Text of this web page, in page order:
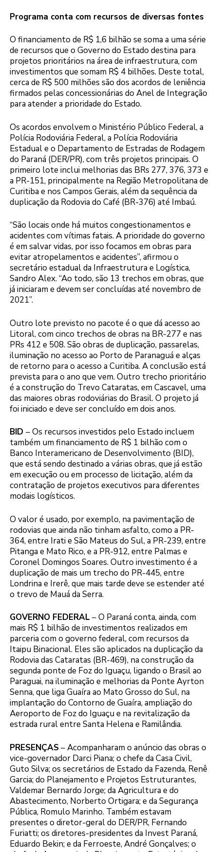
Programa conta com recursos de diversas fontes
O financiamento de R$ 1,6 bilhão se soma a uma série
de recursos que o Governo do Estado destina para
projetos prioritários na área de infraestrutura, com
investimentos que somam R$ 4 bilhões. Deste total,
cerca de R$ 500 milhões são dos acordos de leniência
firmados pelas concessionárias do Anel de Integração
para atender a prioridade do Estado.
Os acordos envolvem o Ministério Público Federal, a
Polícia Rodoviária Federal, a Polícia Rodoviária
Estadual e o Departamento de Estradas de Rodagem
do Paraná (DER/PR), com três projetos principais. O
primeiro lote inclui melhorias das BRs 277, 376, 373 e
a PR-151, principalmente na Região Metropolitana de
Curitiba e nos Campos Gerais, além da sequência da
duplicação da Rodovia do Café (BR-376) até Imbaú.
“São locais onde há muitos congestionamentos e
acidentes com vítimas fatais. A prioridade do governo
é em salvar vidas, por isso focamos em obras para
evitar atropelamentos e acidentes”, afirmou o
secretário estadual da Infraestrutura e Logística,
Sandro Alex. “Ao todo, são 13 trechos em obras, que
já iniciaram e devem ser concluídas até novembro de
2021”.
Outro lote previsto no pacote é o que dá acesso ao
Litoral, com cinco trechos de obras na BR-277 e nas
PRs 412 e 508. São obras de duplicação, passarelas,
iluminação no acesso ao Porto de Paranaguá e alças
de retorno para o acesso a Curitiba. A conclusão está
prevista para o ano que vem. Outro trecho prioritário
é a construção do Trevo Cataratas, em Cascavel, uma
das maiores obras rodoviárias do Brasil. O projeto já
foi iniciado e deve ser concluído em dois anos.
BID – Os recursos investidos pelo Estado incluem
também um financiamento de R$ 1 bilhão com o
Banco Interamericano de Desenvolvimento (BID),
que está sendo destinado a várias obras, que já estão
em execução ou em processo de licitação, além da
contratação de projetos executivos para diferentes
modais logísticos.
O valor é usado, por exemplo, na pavimentação de
rodovias que ainda não tinham asfalto, como a PR-
364, entre Irati e São Mateus do Sul, a PR-239, entre
Pitanga e Mato Rico, e a PR-912, entre Palmas e
Coronel Domingos Soares. Outro investimento é a
duplicação de mais um trecho do PR-445, entre
Londrina e Irerê, que mais tarde deve se estender até
o trevo de Mauá da Serra.
GOVERNO FEDERAL – O Paraná conta, ainda, com
mais R$ 1 bilhão de investimentos realizados em
parceria com o governo federal, com recursos da
Itaipu Binacional. Eles são aplicados na duplicação da
Rodovia das Cataratas (BR-469), na construção da
segunda ponte de Foz do Iguaçu, ligando o Brasil ao
Paraguai, na iluminação e melhorias da Ponte Ayrton
Senna, que liga Guaíra ao Mato Grosso do Sul, na
implantação do Contorno de Guaíra, ampliação do
Aeroporto de Foz do Iguaçu e na revitalização da
estrada rural entre Santa Helena e Ramilândia.
PRESENÇAS – Acompanharam o anúncio das obras o
vice-governador Darci Piana; o chefe da Casa Civil,
Guto Silva; os secretários de Estado da Fazenda, Renê
Garcia; do Planejamento e Projetos Estruturantes,
Valdemar Bernardo Jorge; da Agricultura e do
Abastecimento, Norberto Ortigara; e da Segurança
Pública, Romulo Marinho. Também estavam
presentes o diretor-geral do DER/PR, Fernando
Furiatti; os diretores-presidentes da Invest Paraná,
Eduardo Bekin; e da Ferroeste, André Gonçalves; o